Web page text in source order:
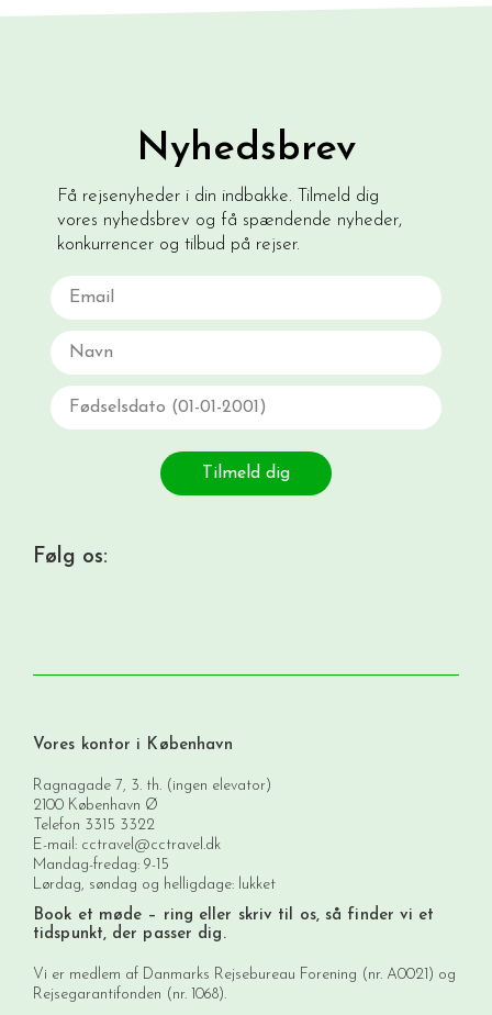
Nyhedsbrev
Få rejsenyheder i din indbakke. Tilmeld dig
vores nyhedsbrev og få spændende nyheder,
konkurrencer og tilbud på rejser.
Email
Navn
Fødselsdato
Tilmeld dig
Følg os:
Vores kontor i København
Ragnagade 7, 3. th. (ingen elevator)
2100 København Ø
Telefon 3315 3322
E-mail: cctravel@cctravel.dk
Mandag-fredag: 9-15
Lørdag, søndag og helligdage: lukket
Book et møde – ring eller skriv til os, så finder vi et
tidspunkt, der passer dig.
Vi er medlem af Danmarks Rejsebureau Forening (nr. A0021) og
Rejsegarantifonden (nr. 1068).